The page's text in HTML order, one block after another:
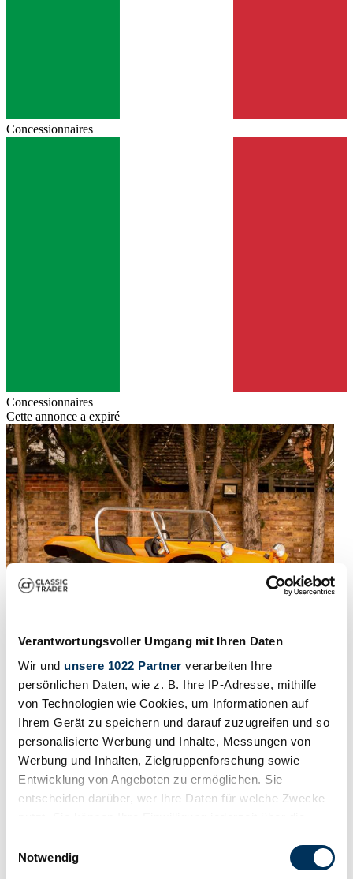
Verantwortungsvoller Umgang mit Ihren Daten
Wir und unsere 1022 Partner verarbeiten Ihre
persönlichen Daten, wie z. B. Ihre IP-Adresse, mithilfe
von Technologien wie Cookies, um Informationen auf
Ihrem Gerät zu speichern und darauf zuzugreifen und so
personalisierte Werbung und Inhalte, Messungen von
Werbung und Inhalten, Zielgruppenforschung sowie
Entwicklung von Angeboten zu ermöglichen. Sie
entscheiden darüber, wer Ihre Daten für welche Zwecke
Trigger Symbol ändern oder widerrufen
Notwendig
Concessionnaires
Concessionnaires
Cette annonce a expiré
1973 | GP Buggy
Volkswagen GP Mk. I Beach Buggy
Prix sur demandeil y a 3 ans